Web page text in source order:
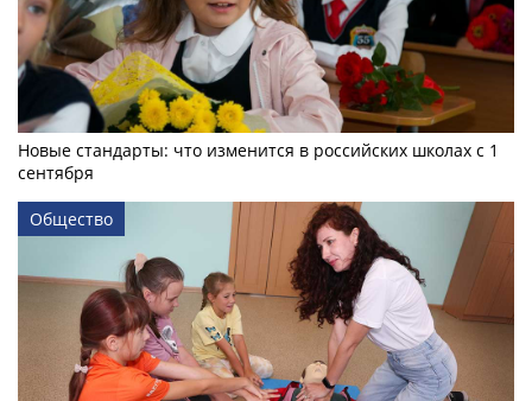
Новые стандарты: что изменится в российских школах с 1
сентября
Общество